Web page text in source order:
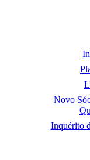
Novo
Inquérito